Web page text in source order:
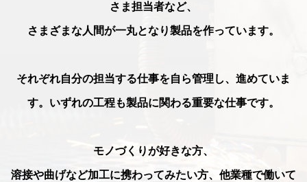
さま担当者など、
さまざまな人間が一丸となり製品を作っています。
それぞれ自分の担当する仕事を自ら管理し、進めていま
す。 いずれの工程も製品に関わる重要な仕事です。
モノづくりが好きな方、
溶接や曲げなど加工に携わってみたい方、 他業種で働いて